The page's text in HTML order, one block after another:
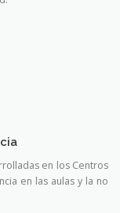
en los Centros
en las aulas y la no